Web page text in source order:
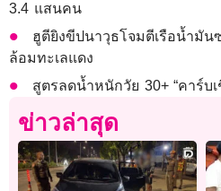
3.4 แสนคน
ฮูตียิงขีปนาวุธโจมตีเรือน้ำมัน
ล้อมทะเลแดง
สูตรลดน้ำหนักวัย 30+ “คาร์บ
ข่าวล่าสุด